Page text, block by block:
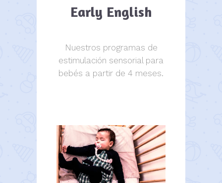
Early English
Nuestros programas de
estimulación sensorial para
bebés a partir de 4 meses.